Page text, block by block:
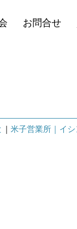
お問合せ
米子営業所｜イ